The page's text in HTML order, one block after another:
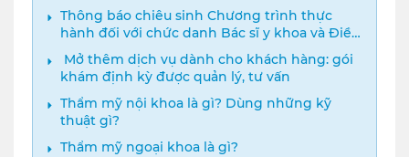
Thông báo chiêu sinh Chương trình thực
hành đối với chức danh Bác sĩ y khoa và Điều
dưỡng năm 2024
️ Mở thêm dịch vụ dành cho khách hàng: gói
khám định kỳ được quản lý, tư vấn
Thẩm mỹ nội khoa là gì? Dùng những kỹ
thuật gì?
Thẩm mỹ ngoại khoa là gì?